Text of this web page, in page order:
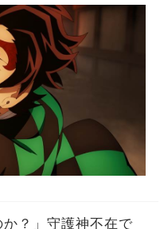
か？」守護神不在で